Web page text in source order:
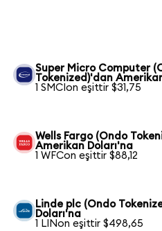
Super Micro Computer
Tokenized)'dan
1 SMCIon eşittir $31,75
Wells Fargo (Ondo
Amerikan Doları'na
1 WFCon eşittir $88,12
Linde plc (Ondo
Doları'na
1 LINon eşittir $498,65